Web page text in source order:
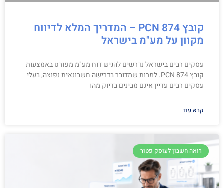
קובץ PCN 874 – המדריך המלא לדיווח
מקוון על מע"מ בישראל
עסקים רבים בישראל נדרשים להגיש דוח מע"מ מפורט באמצעות
קובץ PCN 874. למרות שמדובר בדרישה חשבונאית נפוצה, בעלי
עסקים רבים עדיין אינם מבינים בדיוק מהו
קרא עוד
רואה חשבון לעוסק פטור